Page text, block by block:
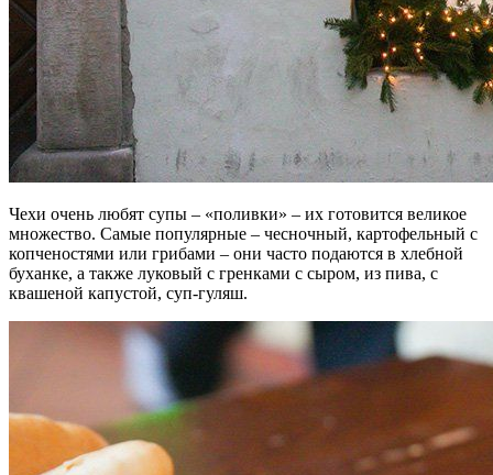
Чехи очень любят супы – «поливки» – их готовится великое
множество. Самые популярные – чесночный, картофельный с
копченостями или грибами – они часто подаются в хлебной
буханке, а также луковый с гренками с сыром, из пива, с
квашеной капустой, суп-гуляш.